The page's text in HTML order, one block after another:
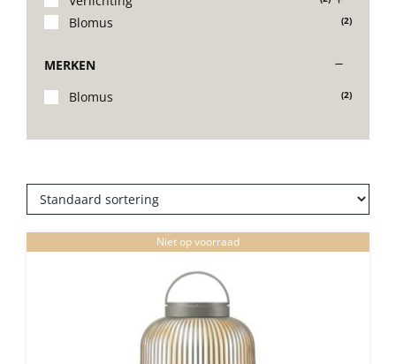
Stoelen
Tafels
Barset
Blomus (2)
MERKEN
Blomus
(2)
Niet op voorraad